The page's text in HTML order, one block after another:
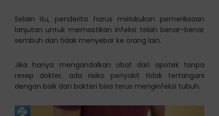
Selain itu, penderita harus melakukan pemeriksaan
lanjutan untuk memastikan infeksi telah benar-benar
sembuh dan tidak menyebar ke orang lain.
Jika hanya mengandalkan obat dari apotek tanpa
resep dokter, ada risiko penyakit tidak tertangani
dengan baik dan bakteri bisa terus menginfeksi tubuh.